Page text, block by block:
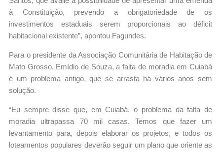
à Constituição, prevendo a obrigatoriedade de os
investimentos estaduais serem proporcionais ao déficit
habitacional existente”, apontou Fagundes.
Para o presidente da Associação Comunitária de Habitação de
Mato Grosso, Emídio de Souza, a falta de moradia em Cuiabá
é um problema antigo, que se arrasta há vários anos sem
solução.
“Eu sempre disse que, em Cuiabá, o problema da falta de
moradia ultrapassa 70 mil casas. Temos que fazer um
levantamento para, depois elaborar os projetos, e todos os
loteamentos populares deverão seguir um plano que oriente as